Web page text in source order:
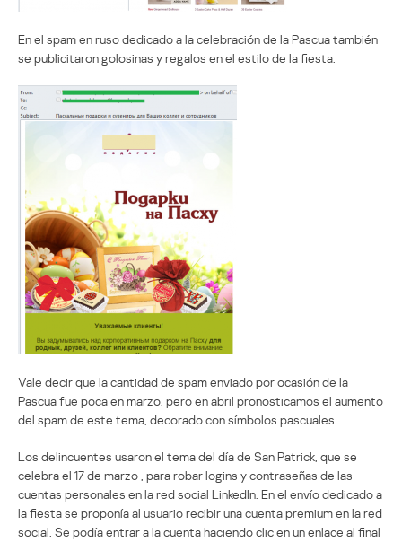
En el spam en ruso dedicado a la celebración de la Pascua también
se publicitaron golosinas y regalos en el estilo de la fiesta.
Vale decir que la cantidad de spam enviado por ocasión de la
Pascua fue poca en marzo, pero en abril pronosticamos el aumento
del spam de este tema, decorado con símbolos pascuales.
Los delincuentes usaron el tema del día de San Patrick, que se
celebra el 17 de marzo , para robar logins y contraseñas de las
cuentas personales en la red social LinkedIn. En el envío dedicado a
la fiesta se proponía al usuario recibir una cuenta premium en la red
social. Se podía entrar a la cuenta haciendo clic en un enlace al final